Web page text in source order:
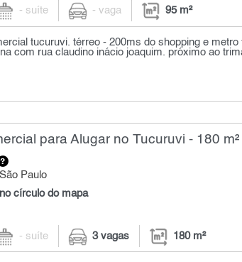
- suíte - vaga 95 m²
tucuruvi. térreo - 200ms do shopping e
com rua claudino inácio joaquim. próximo ao
para Alugar no Tucuruvi - 180 m²
Paulo
círculo do mapa
- suíte 3 vagas 180 m²